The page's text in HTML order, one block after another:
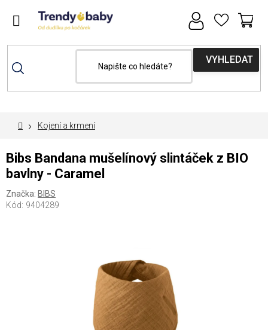
MAXI-COSI týden se slevou 15% s kódem
"maxicosi15"
DomůKojení a krmení
Bibs Bandana mušelínový slintáček z BIO
bavlny - Caramel
Značka: BIBS
Kód: 9404289